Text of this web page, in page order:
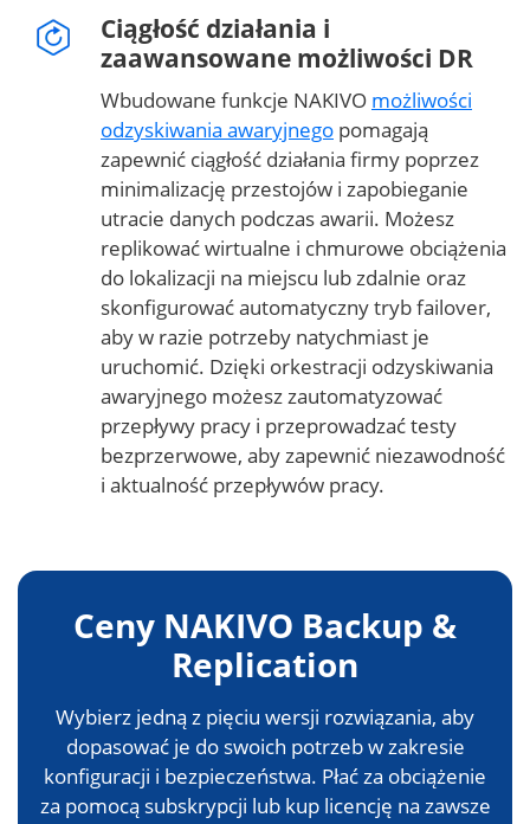
Ciągłość działania i
zaawansowane możliwości DR
Wbudowane funkcje NAKIVO możliwości
odzyskiwania awaryjnego pomagają
zapewnić ciągłość działania firmy poprzez
minimalizację przestojów i zapobieganie
utracie danych podczas awarii. Możesz
replikować wirtualne i chmurowe obciążenia
do lokalizacji na miejscu lub zdalnie oraz
skonfigurować automatyczny tryb failover,
aby w razie potrzeby natychmiast je
uruchomić. Dzięki orkestracji odzyskiwania
awaryjnego możesz zautomatyzować
przepływy pracy i przeprowadzać testy
bezprzerwowe, aby zapewnić niezawodność
i aktualność przepływów pracy.
Ceny NAKIVO Backup &
Replication
Wybierz jedną z pięciu wersji rozwiązania, aby
dopasować je do swoich potrzeb w zakresie
konfiguracji i bezpieczeństwa. Płać za obciążenie
za pomocą subskrypcji lub kup licencję na zawsze